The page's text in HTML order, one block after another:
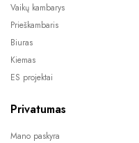
Vaikų kambarys
Prieškambaris
Biuras
Kiemas
ES projektai
Privatumas
Mano paskyra